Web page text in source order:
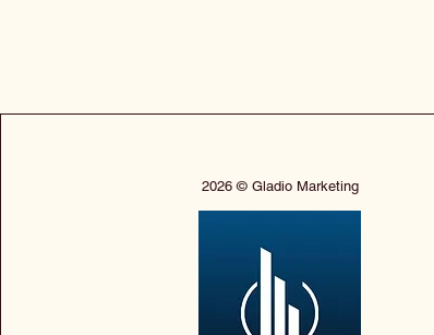
2026 © Gladio Marketing